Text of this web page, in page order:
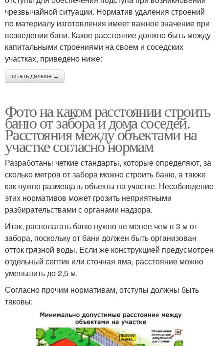
чрезвычайной ситуации. Норматив удаления строений
по материалу изготовления имеет важное значение при
возведении бани. Какое расстояние должно быть между
капитальными строениями на своем и соседских
участках, приведено ниже:
читать дальше →
Фото на каком расстоянии строить
баню от забора и дома соседей.
Расстояния между объектами на
участке согласно нормам
Разработаны четкие стандарты, которые определяют, за
сколько метров от забора можно строить баню, а также
как нужно размещать объекты на участке. Несоблюдение
этих нормативов может грозить неприятными
разбирательствами с органами надзора.
Итак, располагать баню нужно не менее чем в 3 м от
забора, поскольку от бани должен быть организован
отток грязной воды. Если же конструкцией предусмотрен
отдельный септик или сточная яма, расстояние можно
уменьшить до 2,5 м.
Согласно прочим нормативам, отступы должны быть
таковы: